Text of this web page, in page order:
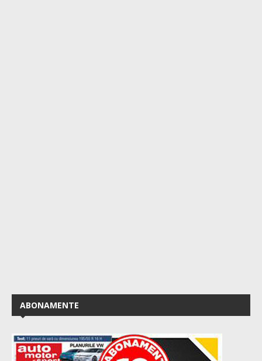
ABONAMENTE